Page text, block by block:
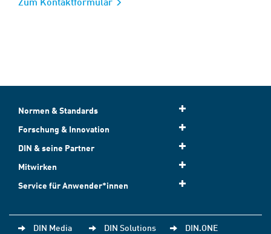
Normen & Standards
Forschung & Innovation
DIN & seine Partner
Mitwirken
Service für Anwender*innen
DIN Media DIN Solutions DIN.ONE